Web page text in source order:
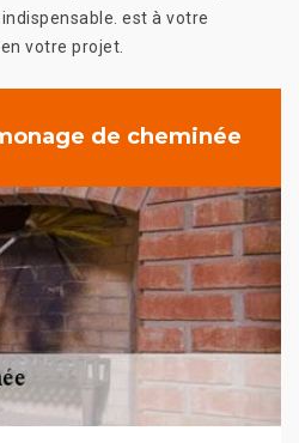
est à votre
votre projet.
de cheminée